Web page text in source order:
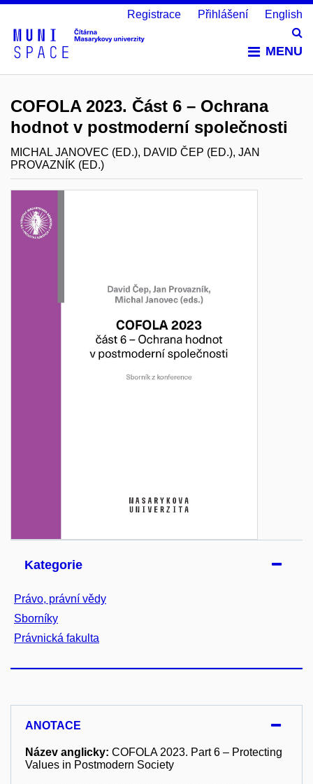
MENU
Registrace Přihlášení English
COFOLA 2023. Část 6 – Ochrana
hodnot v postmoderní společnosti
MICHAL JANOVEC (ED.), DAVID ČEP (ED.), JAN
PROVAZNÍK (ED.)
Kategorie
Právo, právní vědy
Sborníky
Právnická fakulta
ANOTACE
Název anglicky: COFOLA 2023. Part 6 – Protecting
Values in Postmodern Society